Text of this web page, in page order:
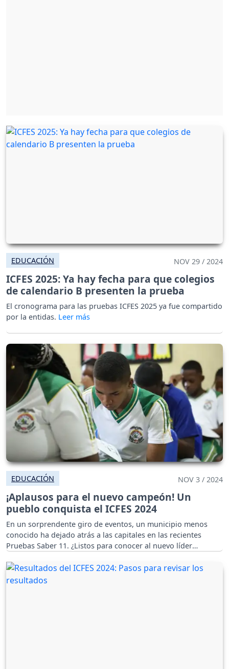
EDUCACIÓN NOV 29 / 2024
ICFES 2025: Ya hay fecha para que colegios
de calendario B presenten la prueba
El cronograma para las pruebas ICFES 2025 ya fue compartido
por la entidas.
EDUCACIÓN NOV 3 / 2024
¡Aplausos para el nuevo campeón! Un
pueblo conquista el ICFES 2024
En un sorprendente giro de eventos, un municipio menos
conocido ha dejado atrás a las capitales en las recientes
Pruebas Saber 11. ¿Listos para conocer al nuevo líder